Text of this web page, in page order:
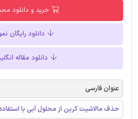
خرید و دانلود
دانلود رایگان
دانلود مقاله
عنوان فارسی
حذف مالاشیت کرین از محلول آبی با